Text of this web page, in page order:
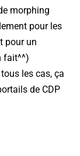
morphing
pour les
pour un
fait^^)
les cas, ça
de CDP